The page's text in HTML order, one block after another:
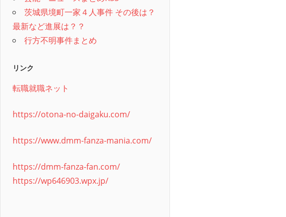
茨城県境町一家４人事件 その後は？
最新など進展は？？
行方不明事件まとめ
リンク
転職就職ネット
https://otona-no-daigaku.com/
https://www.dmm-fanza-mania.com/
https://dmm-fanza-fan.com/
https://wp646903.wpx.jp/